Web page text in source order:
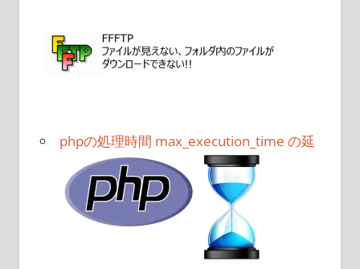
phpの処理時間 max_execution_time の延